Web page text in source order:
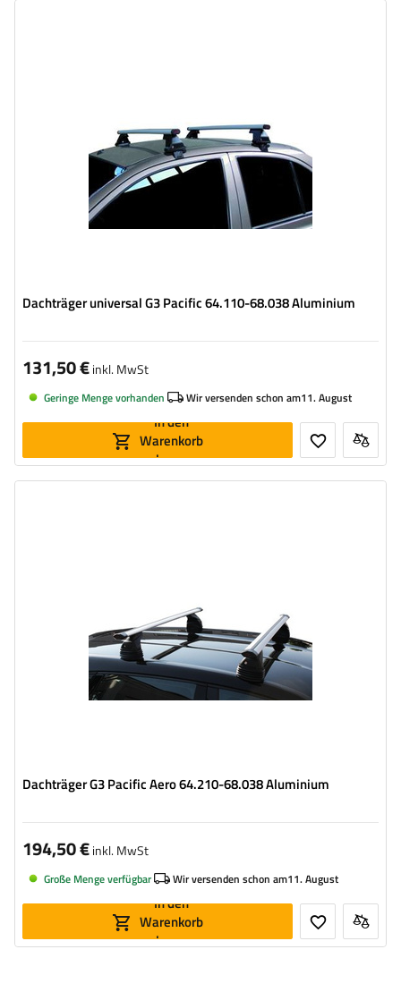
Dachträger universal G3 Pacific 64.110-68.038 Aluminium
131,50 €inkl. MwSt
Geringe Menge vorhanden Wir versenden schon am11. August
In den
Warenkorb
legen
Dachträger G3 Pacific Aero 64.210-68.038 Aluminium
194,50 €inkl. MwSt
Große Menge verfügbar Wir versenden schon am11. August
In den
Warenkorb
legen